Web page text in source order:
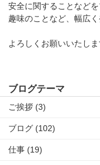
安全に関することなど
趣味のことなど、幅広く
よろしくお願いいたしま
ブログテーマ
ご挨拶 (3)
ブログ (102)
仕事 (19)